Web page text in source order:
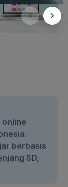
berbasis
SD,